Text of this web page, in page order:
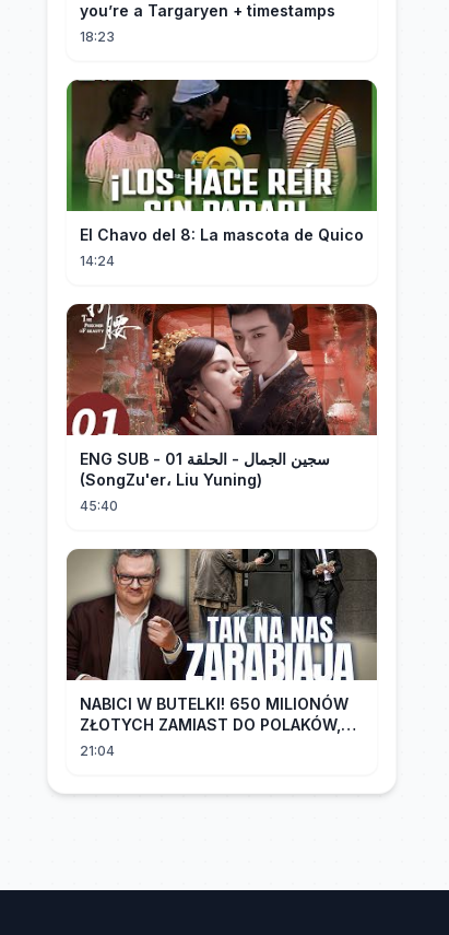
you’re a Targaryen + timestamps
18:23
El Chavo del 8: La mascota de Quico
14:24
ENG SUB - سجين الجمال - الحلقة 01
(SongZu'er، Liu Yuning)
45:40
NABICI W BUTELKI! 650 MILIONÓW
ZŁOTYCH ZAMIAST DO POLAKÓW,
TRAFIŁO DO LOBBYSTÓW | Radek
21:04